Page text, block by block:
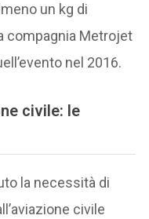
un kg di
compagnia Metrojet
nel 2016.
civile: le
la necessità di
civile